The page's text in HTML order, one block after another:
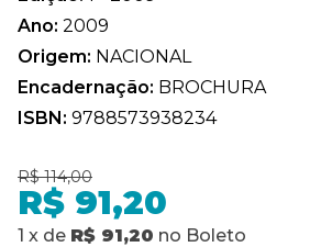
Ano: 2009
Origem: NACIONAL
Encadernação: BROCHURA
ISBN: 9788573938234
R$ 114,00
R$ 91,20
1 x de R$ 91,20 no Boleto